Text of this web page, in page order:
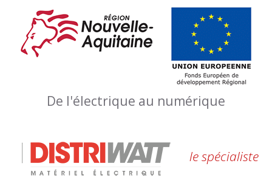
De l'électrique au numérique
le spécialiste